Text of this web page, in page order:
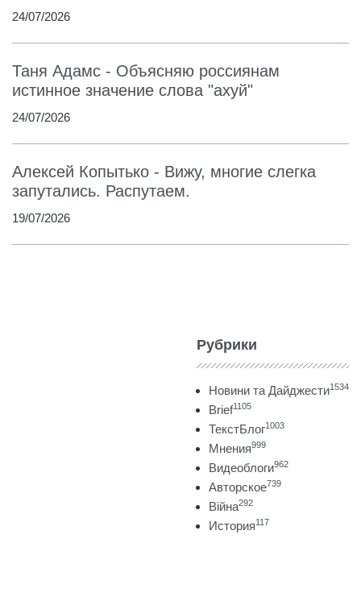
24/07/2026
Таня Адамс - Объясняю россиянам
истинное значение слова "ахуй"
24/07/2026
Алексей Копытько - Вижу, многие слегка
запутались. Распутаем.
19/07/2026
Рубрики
Новини та Дайджести1534
Brief1105
ТекстБлог1003
Мнения999
Видеоблоги962
Авторское739
Війна292
История117